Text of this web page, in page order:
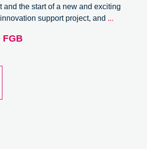
and the start of a new and exciting
support project, and ...
FGB